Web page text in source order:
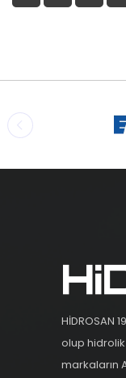
HİDROSAN
olup
markaların